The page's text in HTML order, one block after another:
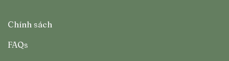
Chính sách
FAQs